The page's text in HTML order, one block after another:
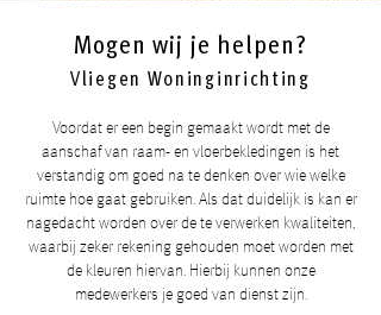
Mogen wij je helpen?
Vliegen Woninginrichting
Voordat er een begin gemaakt wordt met de
aanschaf van raam- en vloerbekledingen is het
verstandig om goed na te denken over wie welke
ruimte hoe gaat gebruiken. Als dat duidelijk is kan er
nagedacht worden over de te verwerken kwaliteiten,
waarbij zeker rekening gehouden moet worden met
de kleuren hiervan. Hierbij kunnen onze
medewerkers je goed van dienst zijn.